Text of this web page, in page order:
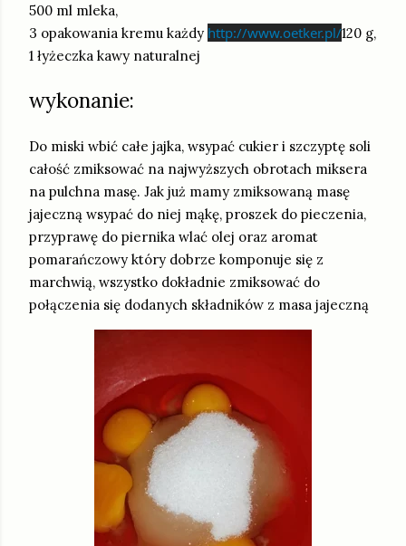
500 ml mleka,
3 opakowania kremu każdy http://www.oetker.pl/120 g,
1 łyżeczka kawy naturalnej
wykonanie:
Do miski wbić całe jajka, wsypać cukier i szczyptę soli
całość zmiksować na najwyższych obrotach miksera
na pulchna masę. Jak już mamy zmiksowaną masę
jajeczną wsypać do niej mąkę, proszek do pieczenia,
przyprawę do piernika wlać olej oraz aromat
pomarańczowy który dobrze komponuje się z
marchwią, wszystko dokładnie zmiksować do
połączenia się dodanych składników z masa jajeczną